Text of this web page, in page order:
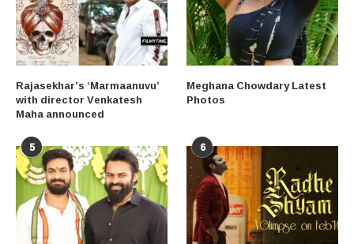
Rajasekhar’s ‘Marmaanuvu’
with director Venkatesh
Maha announced
Meghana Chowdary Latest
Photos
5 6